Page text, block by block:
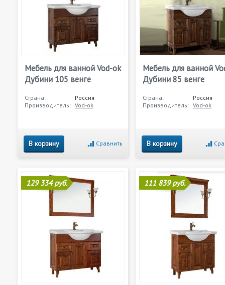
Мебель для ванной Vod-ok
Дубини 105 венге
Страна:
Россия
Производитель: Vod-ok
В корзину Сравнить
Мебель для ванной
Дубини 85 венге
Страна:
Россия
Производитель: Vod-ok
В корзину
129 334 руб. 111 839 руб.